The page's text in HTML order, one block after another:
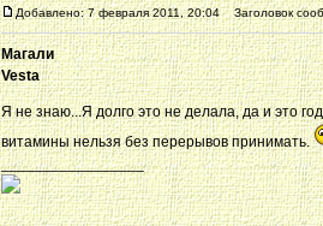
Добавлено: 7 февраля 2011, 20:04 Заголовок
Магали
Vesta
Я не знаю...Я долго это не делала, да и это
витамины нельзя без перерывов принимать.
_________________